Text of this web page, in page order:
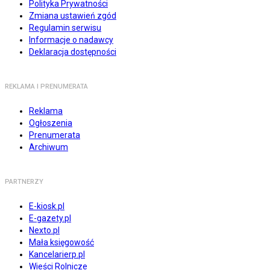
Polityka Prywatności
Zmiana ustawień zgód
Regulamin serwisu
Informacje o nadawcy
Deklaracja dostępności
REKLAMA I PRENUMERATA
Reklama
Ogłoszenia
Prenumerata
Archiwum
PARTNERZY
E-kiosk.pl
E-gazety.pl
Nexto.pl
Mała księgowość
Kancelarierp.pl
Wieści Rolnicze